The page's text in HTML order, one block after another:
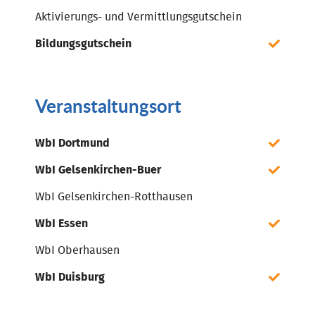
Aktivierungs- und Vermittlungsgutschein
Bildungsgutschein
Veranstaltungsort
WbI Dortmund
WbI Gelsenkirchen-Buer
WbI Gelsenkirchen-Rotthausen
WbI Essen
WbI Oberhausen
WbI Duisburg